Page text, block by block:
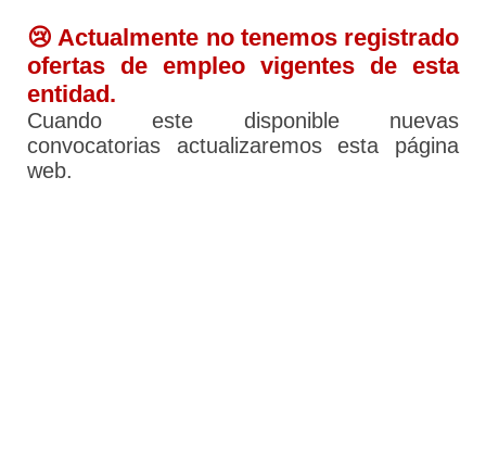
😢 Actualmente no tenemos registrado
ofertas de empleo vigentes de esta
entidad.
Cuando este disponible nuevas
convocatorias actualizaremos esta página
web.